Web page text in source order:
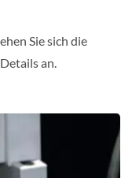
Sie sich die
an.